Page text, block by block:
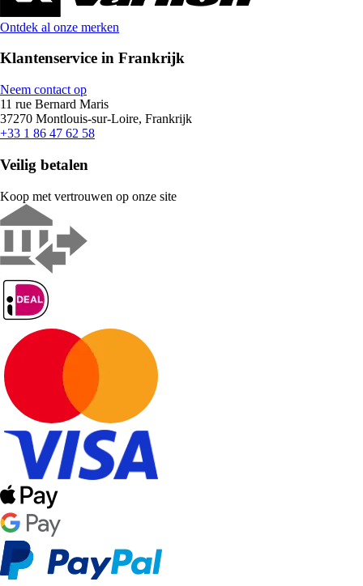
Ontdek al onze merken
Klantenservice in Frankrijk
Neem contact op
11 rue Bernard Maris
37270 Montlouis-sur-Loire, Frankrijk
+33 1 86 47 62 58
Veilig betalen
Koop met vertrouwen op onze site